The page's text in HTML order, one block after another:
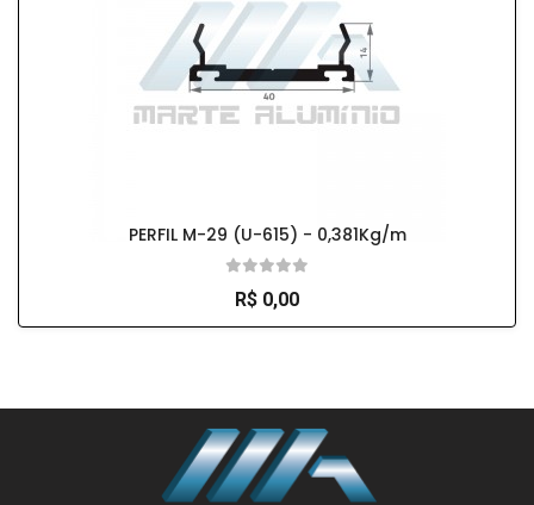
PERFIL M-29 (U-615) - 0,381Kg/m
R$ 0,00